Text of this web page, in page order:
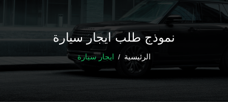
نموذج طلب ايجار سيارة
الرئيسية ايجار سيارة